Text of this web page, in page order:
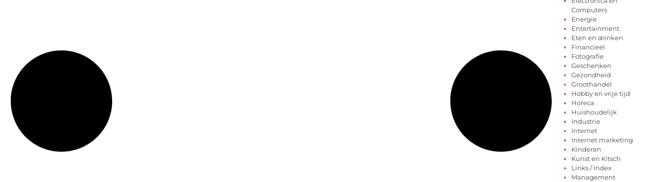
Computers
Energie
Entertainment
Eten en drinken
Financieel
Fotografie
Geschenken
Gezondheid
Groothandel
Hobby en vrije tijd
Horeca
Huishoudelijk
Industrie
Internet
Internet marketing
Kinderen
Kunst en Kitsch
Links / Index
Management